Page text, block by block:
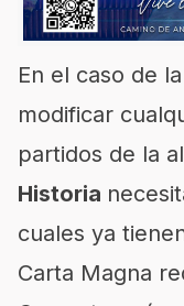
En el caso de
modificar
partidos de la
Historia
cuales ya
Carta Magna